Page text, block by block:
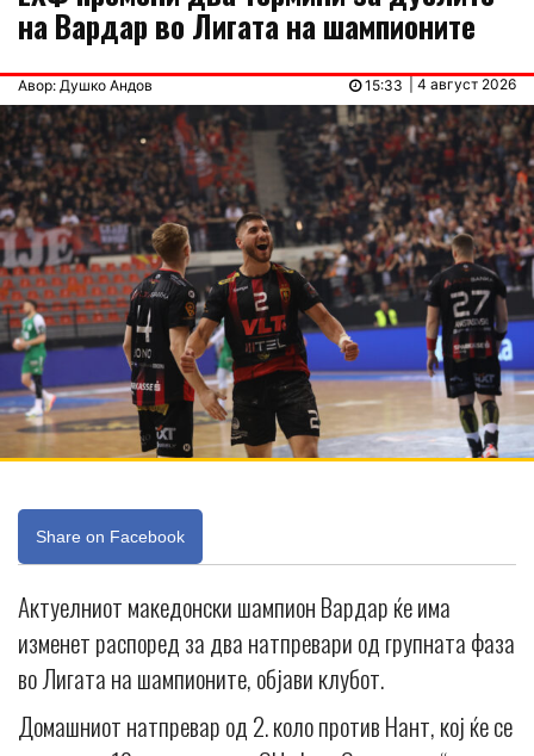
на Вардар во Лигата на шампионите
Авор: Душко Андов | 4 август 2026
15:33
Share on Facebook
Актуелниот македонски шампион Вардар ќе има
изменет распоред за два натпревари од групната фаза
во Лигата на шампионите, објави клубот.
Домашниот натпревар од 2. коло против Нант, кој ќе се